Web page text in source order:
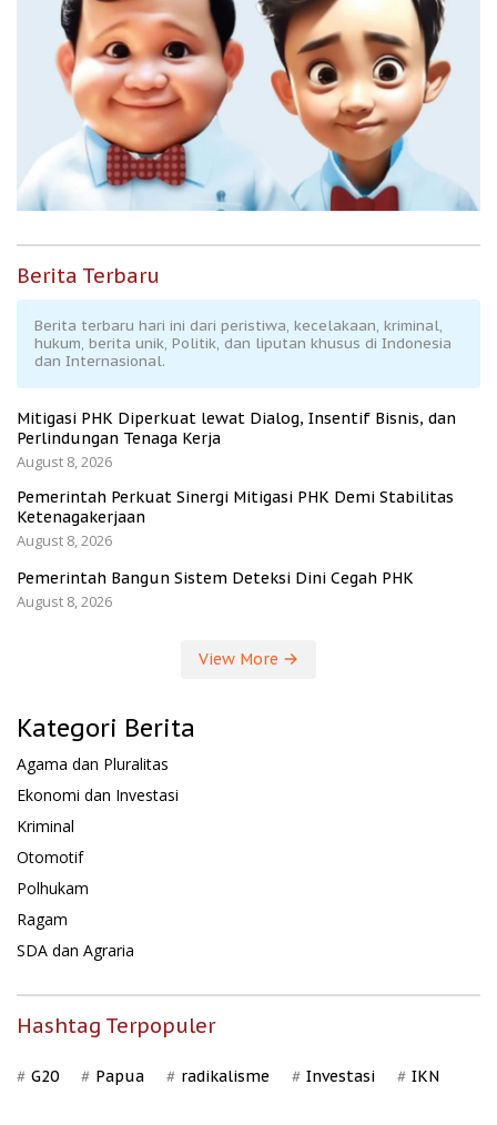
Berita Terbaru
Berita terbaru hari ini dari peristiwa, kecelakaan, kriminal,
hukum, berita unik, Politik, dan liputan khusus di Indonesia
dan Internasional.
Mitigasi PHK Diperkuat lewat Dialog, Insentif Bisnis, dan
Perlindungan Tenaga Kerja
August 8, 2026
Pemerintah Perkuat Sinergi Mitigasi PHK Demi Stabilitas
Ketenagakerjaan
August 8, 2026
Pemerintah Bangun Sistem Deteksi Dini Cegah PHK
August 8, 2026
View More
Kategori Berita
Agama dan Pluralitas
Ekonomi dan Investasi
Kriminal
Otomotif
Polhukam
Ragam
SDA dan Agraria
Hashtag Terpopuler
G20 Papua radikalisme Investasi IKN